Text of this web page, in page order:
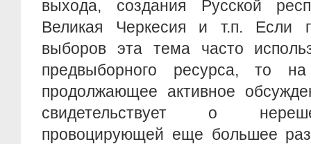
выхода, создания Русской
Великая Черкесия и т.п. Если
выборов эта тема часто
предвыборного ресурса, то
продолжающее активное
свидетельствует о
провоцирующей еще большее